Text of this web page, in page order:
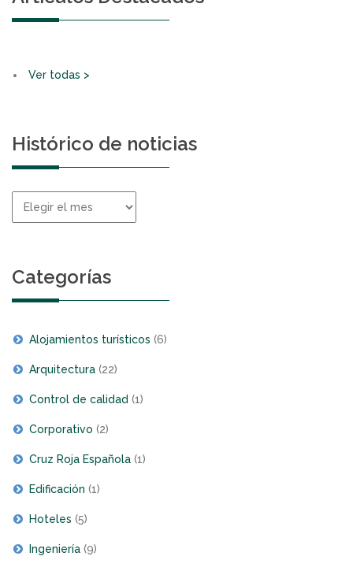
Ver todas >
Histórico de noticias
Categorías
Alojamientos turísticos (6)
Arquitectura (22)
Control de calidad (1)
Corporativo (2)
Cruz Roja Española (1)
Edificación (1)
Hoteles (5)
Ingeniería (9)